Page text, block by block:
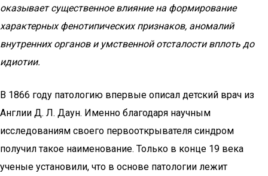
оказывает существенное влияние на формирование
характерных фенотипических признаков, аномалий
внутренних органов и умственной отсталости вплоть до
идиотии.
В 1866 году патологию впервые описал детский врач из
Англии Д. Л. Даун. Именно благодаря научным
исследованиям своего первооткрывателя синдром
получил такое наименование. Только в конце 19 века
ученые установили, что в основе патологии лежит